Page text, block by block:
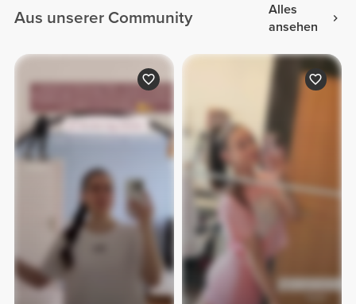
Aus unserer Community
Alles
ansehen